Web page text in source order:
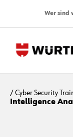
Wer sind
/Cyber Security
Intelligence